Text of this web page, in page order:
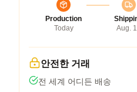
Production
Today
Aug.
안전한 거래
전 세계 어디든 배송